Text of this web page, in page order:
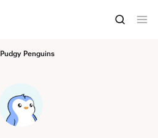
Pudgy Penguins
PENGU